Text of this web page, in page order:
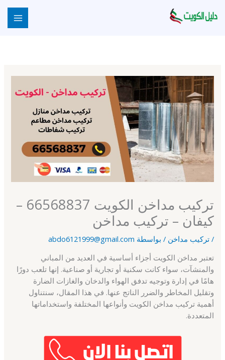
إلى
تركيب مداخن الكويت 66568837 –
كيفان – تركيب مداخن
/تركيب مداخن / بواسطة abdo6121999@gmail.com
تعتبر مداخن الكويت أجزاء أساسية في العديد من المباني
والمنشآت، سواء كانت سكنية أو تجارية أو صناعية. إنها تلعب دورًا
هامًا في إدارة وتوجيه تدفق الهواء والدخان والغازات الضارة
وتقليل المخاطر والضرر الناتج عنها. في هذا المقال، سنتناول
أهمية تركيب مداخن الكويت وأنواعها المختلفة واستخداماتها
المتعددة.